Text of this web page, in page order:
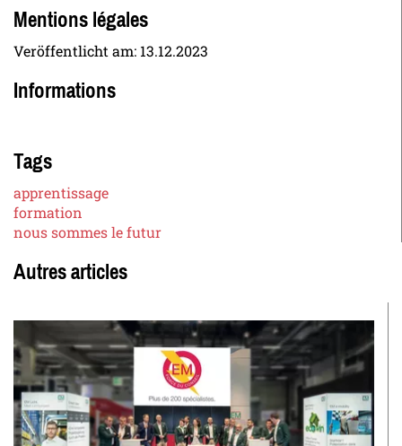
Mentions légales
Veröffentlicht am: 13.12.2023
Informations
Tags
apprentissage
formation
nous sommes le futur
Autres articles